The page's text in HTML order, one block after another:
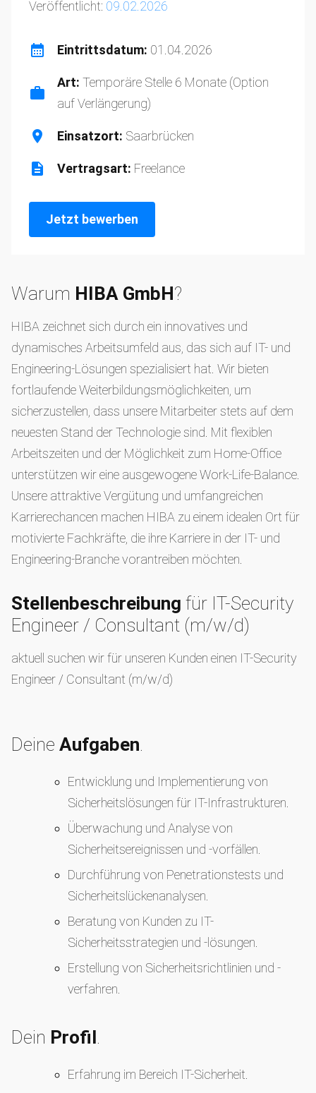
Veröffentlicht: 09.02.2026
Eintrittsdatum: 01.04.2026
Art: Temporäre Stelle 6 Monate (Option
auf Verlängerung)
Einsatzort: Saarbrücken
Vertragsart: Freelance
Jetzt bewerben
Warum HIBA GmbH?
HIBA zeichnet sich durch ein innovatives und
dynamisches Arbeitsumfeld aus, das sich auf IT- und
Engineering-Lösungen spezialisiert hat. Wir bieten
fortlaufende Weiterbildungsmöglichkeiten, um
sicherzustellen, dass unsere Mitarbeiter stets auf dem
neuesten Stand der Technologie sind. Mit flexiblen
Arbeitszeiten und der Möglichkeit zum Home-Office
unterstützen wir eine ausgewogene Work-Life-Balance.
Unsere attraktive Vergütung und umfangreichen
Karrierechancen machen HIBA zu einem idealen Ort für
motivierte Fachkräfte, die ihre Karriere in der IT- und
Engineering-Branche vorantreiben möchten.
Stellenbeschreibung für IT-Security
Engineer / Consultant (m/w/d)
aktuell suchen wir für unseren Kunden einen IT-Security
Engineer / Consultant (m/w/d)
Deine Aufgaben.
Entwicklung und Implementierung von
Sicherheitslösungen für IT-Infrastrukturen.
Überwachung und Analyse von
Sicherheitsereignissen und -vorfällen.
Durchführung von Penetrationstests und
Sicherheitslückenanalysen.
Beratung von Kunden zu IT-
Sicherheitsstrategien und -lösungen.
Erstellung von Sicherheitsrichtlinien und -
verfahren.
Dein Profil.
Erfahrung im Bereich IT-Sicherheit.